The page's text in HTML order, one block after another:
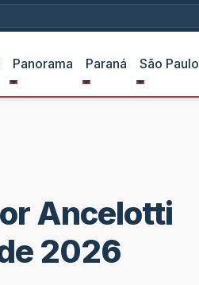
Panorama Paraná São Paulo
Ancelotti
2026